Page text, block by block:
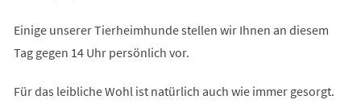
Einige unserer Tierheimhunde stellen wir Ihnen an diesem
Tag gegen 14 Uhr persönlich vor.
Für das leibliche Wohl ist natürlich auch wie immer gesorgt.